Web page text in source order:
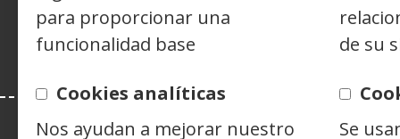
para proporcionar una
funcionalidad base
de su
Cookies analíticas
Nos ayudan a mejorar nuestro
Se
nueva
ventana)
en
nueva